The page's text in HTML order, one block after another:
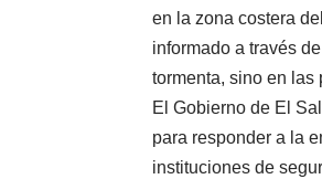
en la zona costera
informado a través
tormenta, sino en
El Gobierno de El
para responder a la
instituciones de